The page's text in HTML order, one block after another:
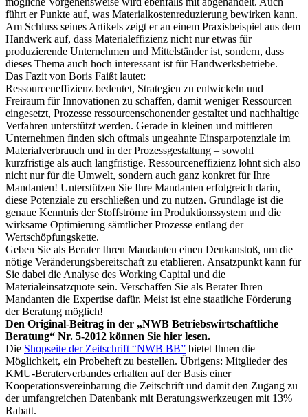
führt er Punkte auf, was Materialkostenreduzierung bewirken kann.
Am Schluss seines Artikels zeigt er an einem Praxisbeispiel aus dem
Handwerk auf, dass Materialeffizienz nicht nur etwas für
produzierende Unternehmen und Mittelständer ist, sondern, dass
dieses Thema auch hoch interessant ist für Handwerksbetriebe.
Das Fazit von Boris Faißt lautet:
Ressourceneffizienz bedeutet, Strategien zu entwickeln und
Freiraum für Innovationen zu schaffen, damit weniger Ressourcen
eingesetzt, Prozesse ressourcenschonender gestaltet und nachhaltige
Verfahren unterstützt werden. Gerade in kleinen und mittleren
Unternehmen finden sich oftmals ungeahnte Einsparpotenziale im
Materialverbrauch und in der Prozessgestaltung – sowohl
kurzfristige als auch langfristige. Ressourceneffizienz lohnt sich also
nicht nur für die Umwelt, sondern auch ganz konkret für Ihre
Mandanten! Unterstützen Sie Ihre Mandanten erfolgreich darin,
diese Potenziale zu erschließen und zu nutzen. Grundlage ist die
genaue Kenntnis der Stoffströme im Produktionssystem und die
wirksame Optimierung sämtlicher Prozesse entlang der
Wertschöpfungskette.
Geben Sie als Berater Ihren Mandanten einen Denkanstoß, um die
nötige Veränderungsbereitschaft zu etablieren. Ansatzpunkt kann für
Sie dabei die Analyse des Working Capital und die
Materialeinsatzquote sein. Verschaffen Sie als Berater Ihren
Mandanten die Expertise dafür. Meist ist eine staatliche Förderung
der Beratung möglich!
Den Original-Beitrag in der „NWB Betriebswirtschaftliche
Beratung“ Nr. 5-2012 können Sie hier lesen.
Die Shopseite der Zeitschrift “NWB BB” bietet Ihnen die
Möglichkeit, ein Probeheft zu bestellen. Übrigens: Mitglieder des
KMU-Beraterverbandes erhalten auf der Basis einer
Kooperationsvereinbarung die Zeitschrift und damit den Zugang zu
der umfangreichen Datenbank mit Beratungswerkzeugen mit 13%
Rabatt.